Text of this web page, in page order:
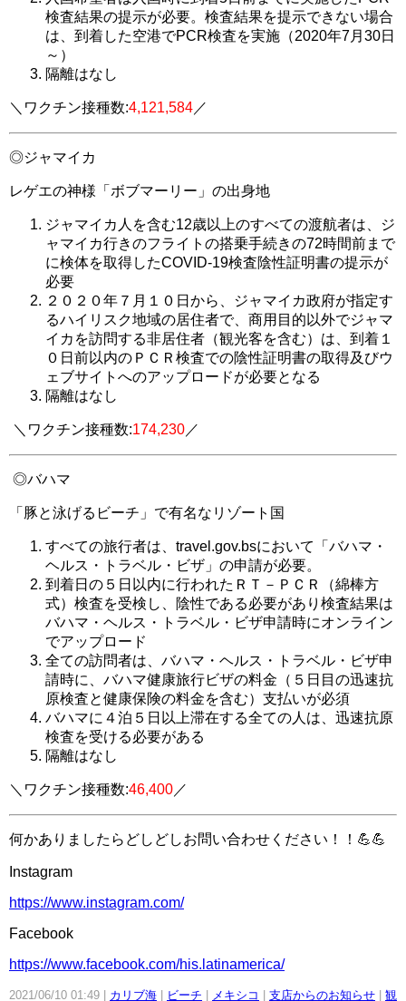
検査結果の提示が必要。検査結果を提示できない場合
は、到着した空港でPCR検査を実施（2020年7月30日
～）
隔離はなし
＼ワクチン接種数:4,121,584／
◎ジャマイカ
レゲエの神様「ボブマーリー」の出身地
ジャマイカ人を含む12歳以上のすべての渡航者は、ジ
ャマイカ行きのフライトの搭乗手続きの72時間前まで
に検体を取得したCOVID-19検査陰性証明書の提示が
必要
２０２０年７月１０日から、ジャマイカ政府が指定す
るハイリスク地域の居住者で、商用目的以外でジャマ
イカを訪問する非居住者（観光客を含む）は、 到着１
０日前以内のＰＣＲ検査での陰性証明書の取得及びウ
ェブサイトへのアップロードが必要となる
隔離はなし
＼ワクチン接種数:174,230／
◎バハマ
「豚と泳げるビーチ」で有名なリゾート国
すべての旅行者は、 travel.gov.bsにおいて「バハマ・
ヘルス・トラベル・ビザ」の申請が必要。
到着日の５日以内に行われた ＲＴ－ＰＣＲ（綿棒方
式）検査を受検し、陰性である必要があり検査結果は
バハマ・ヘルス・トラベル・ビザ申請時にオンライン
でアップロード
全ての訪問者は、バハマ・ヘルス・トラベル・ビザ申
請時に、バハマ健康旅行ビザの料金（５日目の迅速抗
原検査と健康保険の料金を含む）支払いが必須
バハマに ４泊５日以上滞在する全ての人は、迅速抗原
検査を受ける必要がある
隔離はなし
＼ワクチン接種数:46,400／
何かありましたらどしどしお問い合わせください！！💪💪
Instagram
https://www.instagram.com/
Facebook
https://www.facebook.com/his.latinamerica/
2021/06/10 01:49 カリブ海 ビーチ メキシコ 支店からのお知らせ
観